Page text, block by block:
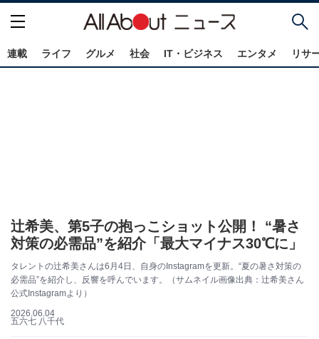
連載 ライフ グルメ 社会 IT・ビジネス エンタメ リサ
辻希美、第5子の抱っこショット公開！ “暑さ
対策の必需品”を紹介「最大マイナス30℃に」
タレントの辻希美さんは6月4日、自身のInstagramを更新。“夏の暑さ対策の
必需品”を紹介し、反響を呼んでいます。（サムネイル画像出典：辻希美さん
公式Instagramより）
2026.06.04
五六七 八千代